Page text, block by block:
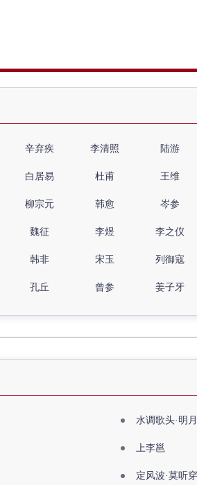
辛弃疾 李清照 陆游
白居易 杜甫 王维
柳宗元 韩愈 岑参
魏征 李煜 李之仪
韩非 宋玉 列御寇
孔丘 曾参 姜子牙
水调歌头·明
上李邕
定风波·莫听